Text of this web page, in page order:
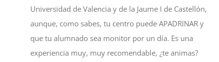
Universidad de Valencia y de la Jaume I de Castellón,
aunque, como sabes, tu centro puede APADRINAR y
que tu alumnado sea monitor por un día. Es una
experiencia muy, muy recomendable, ¿te animas?